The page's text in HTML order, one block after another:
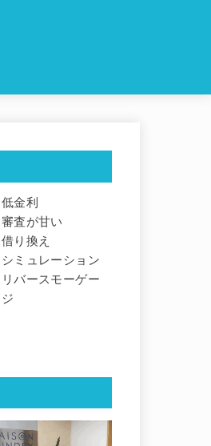
低金利
審査が甘い
借り換え
シミュレーション
リバースモーゲー
ジ